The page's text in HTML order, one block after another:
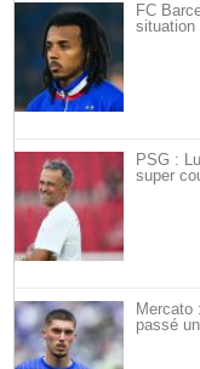
FC
PSG :
super
Mercato
passé